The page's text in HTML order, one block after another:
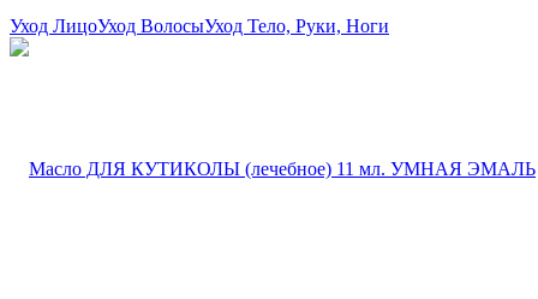
Уход ЛицоУход ВолосыУход Тело, Руки, Ноги